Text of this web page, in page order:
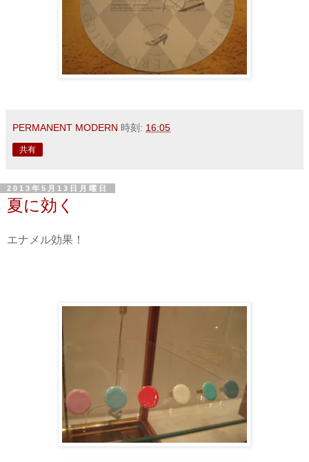
PERMANENT MODERN 時刻: 16:05
共有
2013年5月13日月曜日
夏に効く
エナメル効果！